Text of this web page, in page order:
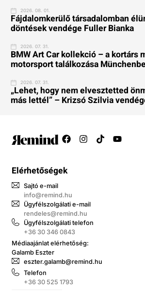
2026. 08. 01.
Fájdalomkerülő társadalomban
döntések vendége Fuller Bianka
2026. 07. 31.
BMW Art Car kollekció – a kortárs
motorsport találkozása
2026. 07. 31.
„Lehet, hogy nem elvesztetted
más lettél” – Krizsó Szilvia
Elérhetőségek
Sajtó e-mail
info@remind.hu
Ügyfélszolgálati e-mail
rendeles@remind.hu
Ügyfélszolgálati telefon
+36 30 346 0843
Médiaajánlat elérhetőség:
Galamb Eszter
eszter.galamb@remind.hu
Telefon
+36 30 525 1793